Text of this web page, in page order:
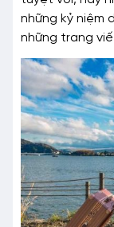
những kỷ niệm
những trang